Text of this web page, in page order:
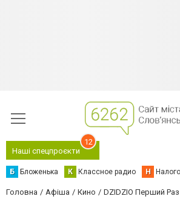
Наші спецпроєкти
12
Б Бложенька К Классное радио Н
Головна Афіша Кино DZIDZIO Перший Раз